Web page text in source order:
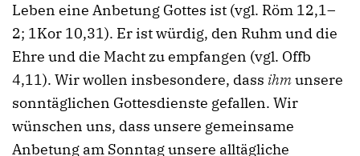
Leben eine Anbetung Gottes ist (vgl. Röm 12,1–
2; 1Kor 10,31). Er ist würdig, den Ruhm und die
Ehre und die Macht zu empfangen (vgl. Offb
4,11). Wir wollen insbesondere, dass ihmunsere
sonntäglichen Gottesdienste gefallen. Wir
wünschen uns, dass unsere gemeinsame
Anbetung am Sonntag unsere alltägliche